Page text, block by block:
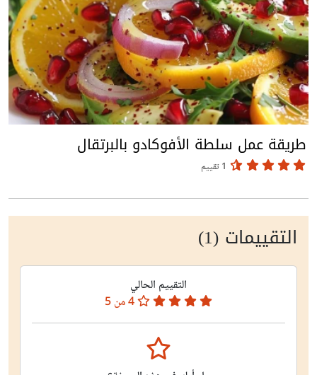
طريقة عمل سلطة الأفوكادو بالبرتقال
1 تقييم
التقييمات (1)
التقييم الحالي
4من 5